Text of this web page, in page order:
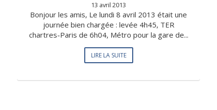
13 avril 2013
Bonjour les amis, Le lundi 8 avril 2013 était une
journée bien chargée : levée 4h45, TER
chartres-Paris de 6h04, Métro pour la gare de...
LIRE LA SUITE